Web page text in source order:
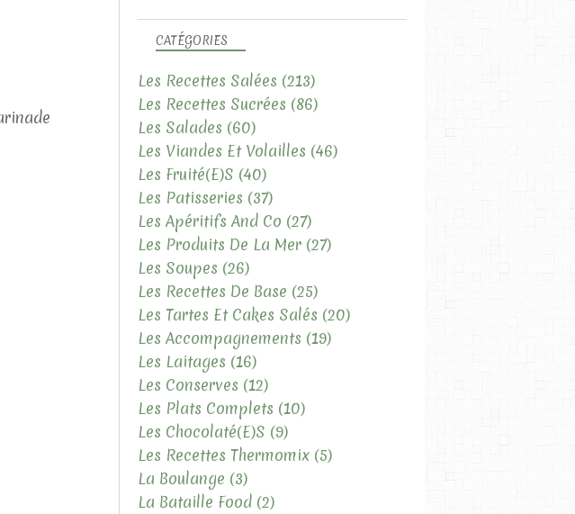
CATÉGORIES
Les Recettes Salées (213)
Les Recettes Sucrées (86)
Les Salades (60)
Les Viandes Et Volailles (46)
Les Fruité(e)s (40)
Les Patisseries (37)
Les Apéritifs And Co (27)
Les Produits De La Mer (27)
Les Soupes (26)
Les Recettes De Base (25)
Les Tartes Et Cakes Salés (20)
Les Accompagnements (19)
Les Laitages (16)
Les Conserves (12)
Les Plats Complets (10)
Les Chocolaté(e)s (9)
Les Recettes Thermomix (5)
La Boulange (3)
La Bataille Food (2)